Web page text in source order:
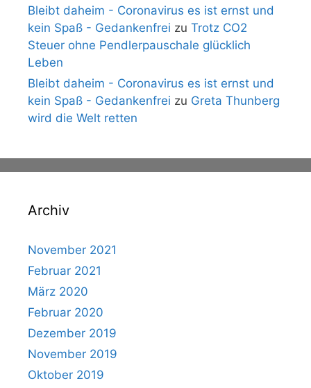
Bleibt daheim - Coronavirus es ist ernst und
kein Spaß - Gedankenfrei zu Trotz CO2
Steuer ohne Pendlerpauschale glücklich
Leben
Bleibt daheim - Coronavirus es ist ernst und
kein Spaß - Gedankenfrei zu Greta Thunberg
wird die Welt retten
Archiv
November 2021
Februar 2021
März 2020
Februar 2020
Dezember 2019
November 2019
Oktober 2019